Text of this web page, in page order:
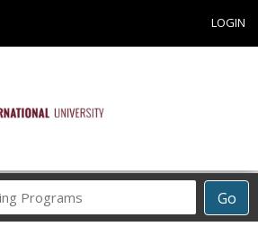
LOGIN
Go
Career